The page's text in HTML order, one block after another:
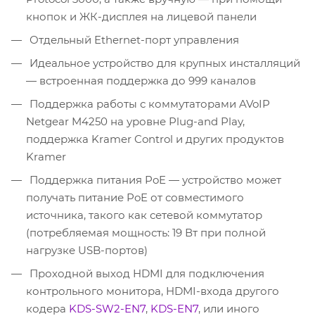
кнопок и ЖК-дисплея на лицевой панели
Отдельный Ethernet-порт управления
Идеальное устройство для крупных инсталляций
— встроенная поддержка до 999 каналов
Поддержка работы с коммутаторами AVoIP
Netgear M4250 на уровне Plug-and Play,
поддержка Kramer Control и других продуктов
Kramer
Поддержка питания PoE — устройство может
получать питание PoE от совместимого
источника, такого как сетевой коммутатор
(потребляемая мощность: 19 Вт при полной
нагрузке USB-портов)
Проходной выход HDMI для подключения
контрольного монитора, HDMI-входа другого
кодера KDS-SW2-EN7, KDS-EN7, или иного